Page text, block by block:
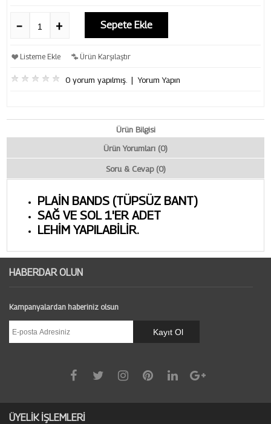
Sepete Ekle
Listeme Ekle Ürün Karşılaştır
0 yorum yapılmış. |Yorum Yapın
Ürün Bilgisi
Ürün Yorumları (0)
Soru & Cevap (0)
PLAİN BANDS (TÜPSÜZ BANT)
SAĞ VE SOL 1'ER ADET
LEHİM YAPILABİLİR.
HABERDAR OLUN
Kampanyalardan haberiniz olsun
ÜYELİK İŞLEMLERİ